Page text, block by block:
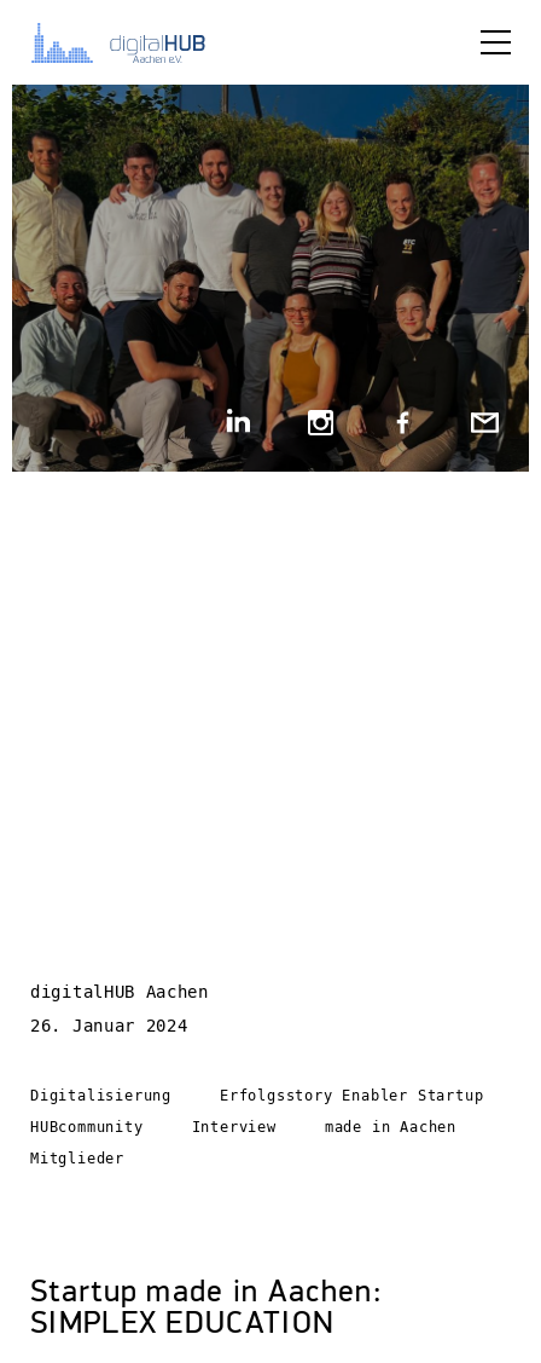
digitalHUB Aachen
26. Januar 2024
Digitalisierung
Erfolgsstory Enabler Startup
HUBcommunity
Interview
made in Aachen
Mitglieder
Startup made in Aachen:
SIMPLEX EDUCATION